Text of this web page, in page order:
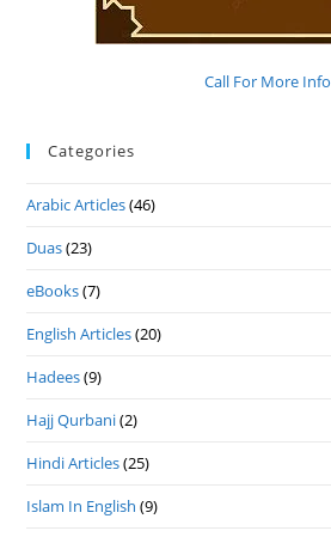
Call For More Info
Categories
Arabic Articles(46)
Duas(23)
eBooks(7)
English Articles(20)
Hadees(9)
Hajj Qurbani(2)
Hindi Articles(25)
Islam In English (9)